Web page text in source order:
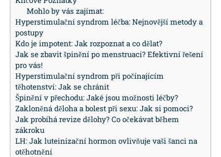
Mohlo by vás zajímat:
Hyperstimulační syndrom léčba: Nejnovější metody a
postupy
Kdo je impotent: Jak rozpoznat a co dělat?
Jak se zbavit špinění po menstruaci? Efektivní řešení
pro vás!
Hyperstimulační syndrom při počínajícím
těhotenství: Jak se chránit
Špinění v přechodu: Jaké jsou možnosti léčby?
Zakloněná děloha a bolest při sexu: Jak si pomoci?
Jak probíhá revize dělohy? Co očekávat během
zákroku
LH: Jak luteinizační hormon ovlivňuje vaši šanci na
otěhotnění